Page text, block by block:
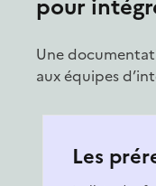
pour
Une
aux équipes
Les